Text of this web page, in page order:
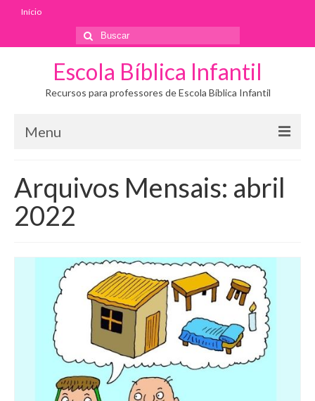
Início
Buscar
por:
Escola Bíblica Infantil
Recursos para professores de Escola Bíblica Infantil
Menu
Arquivos Mensais: abril
2022